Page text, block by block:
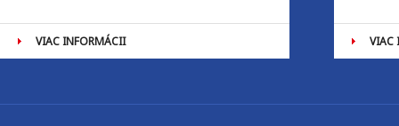
VIAC INFORMÁCII VIAC